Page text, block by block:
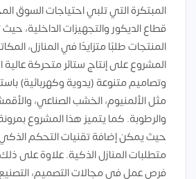
المبتكرة التي تلبي احتياجات السوق
قطاع الديكور والتجهيزات الداخلية،
المنتجات طلبًا متزايدًا في المنازل،
المشروع على إنتاج ستائر متحركة
وتصاميم متنوعة (يدوية وكهربائية)
مثل الألمنيوم، الخشب الصناعي،
والرطوبة. كما يتميز هذا المشروع
حيث يمكن إضافة تقنيات التحكم الذكي
متطلبات المنازل الذكية. علاوة على
فرص عمل في مجالات التصميم،